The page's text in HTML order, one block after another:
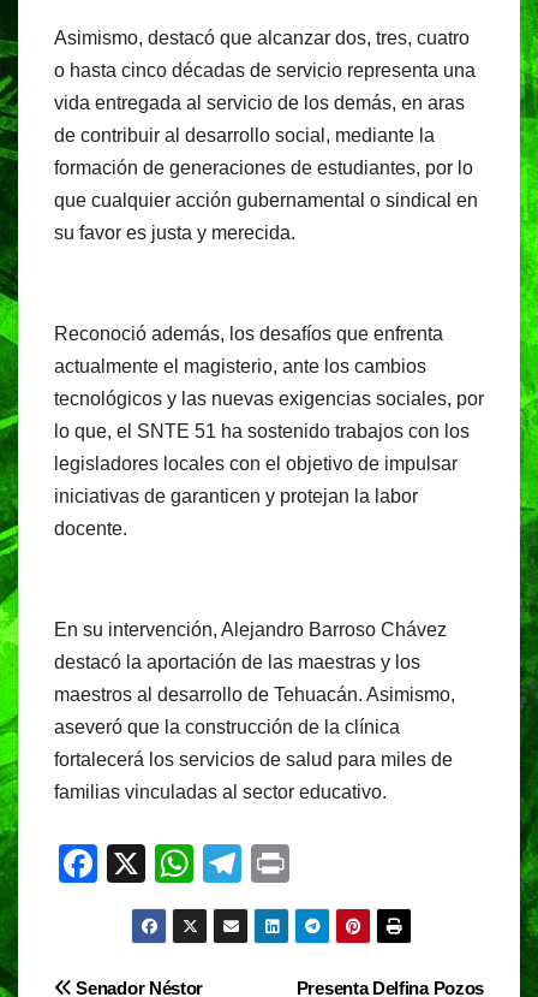
Asimismo, destacó que alcanzar dos, tres, cuatro
o hasta cinco décadas de servicio representa una
vida entregada al servicio de los demás, en aras
de contribuir al desarrollo social, mediante la
formación de generaciones de estudiantes, por lo
que cualquier acción gubernamental o sindical en
su favor es justa y merecida.
Reconoció además, los desafíos que enfrenta
actualmente el magisterio, ante los cambios
tecnológicos y las nuevas exigencias sociales, por
lo que, el SNTE 51 ha sostenido trabajos con los
legisladores locales con el objetivo de impulsar
iniciativas de garanticen y protejan la labor
docente.
En su intervención, Alejandro Barroso Chávez
destacó la aportación de las maestras y los
maestros al desarrollo de Tehuacán. Asimismo,
aseveró que la construcción de la clínica
fortalecerá los servicios de salud para miles de
familias vinculadas al sector educativo.
F
e
X
W
h
at
s
T
el
e
in
t
Presenta Delfina Pozos
Senador Néstor